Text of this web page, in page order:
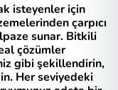
isteyenler için
çarpıcı
sunar. Bitkili
çözümler
gibi şekillendirin,
Her seviyedeki